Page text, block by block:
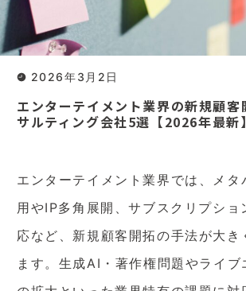
2026年3月2日
エンターテイメント業界の新規顧客
サルティング会社5選【2026年最新】
エンターテイメント業界では、メタ
用やIP多角展開、サブスクリプショ
応など、新規顧客開拓の手法が大き
ます。生成AI・著作権問題やライブ